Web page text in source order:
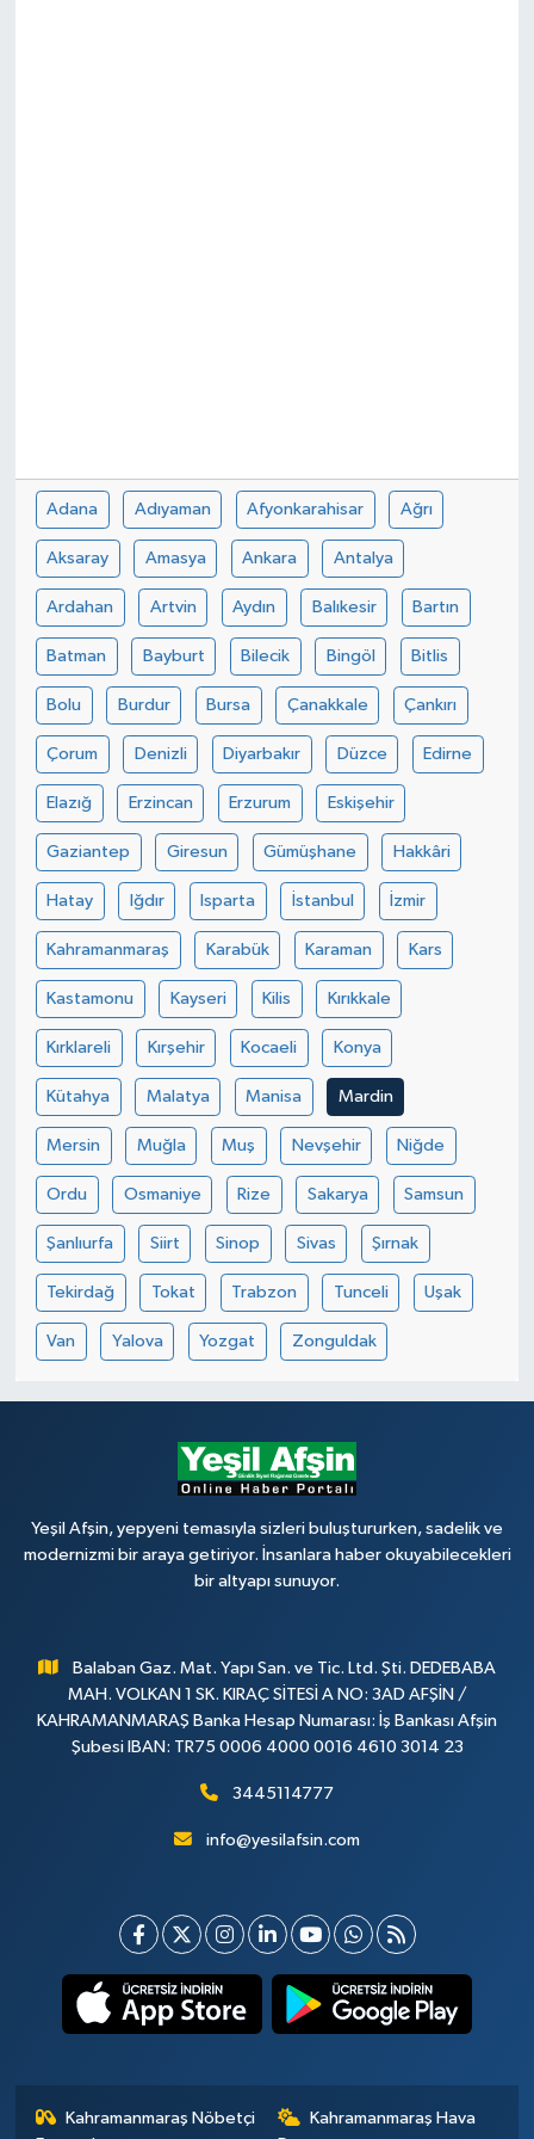
Adana Adıyaman Afyonkarahisar Ağrı
Aksaray Amasya Ankara Antalya
Ardahan Artvin Aydın Balıkesir Bartın
Batman Bayburt Bilecik Bingöl Bitlis
Bolu Burdur Bursa Çanakkale Çankırı
Çorum Denizli Diyarbakır Düzce Edirne
Elazığ Erzincan Erzurum Eskişehir
Gaziantep Giresun Gümüşhane Hakkâri
Hatay Iğdır Isparta İstanbul İzmir
Kahramanmaraş Karabük Karaman Kars
Kastamonu Kayseri Kilis Kırıkkale
Kırklareli Kırşehir Kocaeli Konya
Kütahya Malatya Manisa Mardin
Mersin Muğla Muş Nevşehir Niğde
Ordu Osmaniye Rize Sakarya Samsun
Şanlıurfa Siirt Sinop Sivas Şırnak
Tekirdağ Tokat Trabzon Tunceli Uşak
Van Yalova Yozgat Zonguldak
Yeşil Afşin, yepyeni temasıyla sizleri buluştururken, sadelik ve
modernizmi bir araya getiriyor. İnsanlara haber okuyabilecekleri
bir altyapı sunuyor.
Balaban Gaz. Mat. Yapı San. ve Tic. Ltd. Şti. DEDEBABA
MAH. VOLKAN 1 SK. KIRAÇ SİTESİ A NO: 3AD AFŞİN /
KAHRAMANMARAŞ Banka Hesap Numarası: İş Bankası Afşin
Şubesi IBAN: TR75 0006 4000 0016 4610 3014 23
3445114777
info@yesilafsin.com
Kahramanmaraş Nöbetçi
Kahramanmaraş Hava